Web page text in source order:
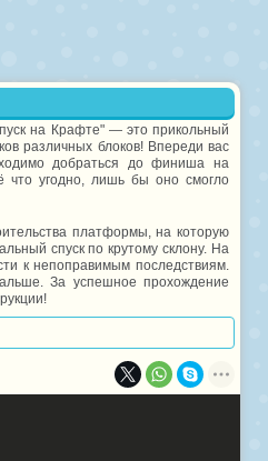
на Крафте" — это прикольный
различных блоков! Впереди вас
добраться до финиша на
что угодно, лишь бы оно смогло
платформы, на которую
спуск по крутому склону. На
к непоправимым последствиям.
За успешное прохождение